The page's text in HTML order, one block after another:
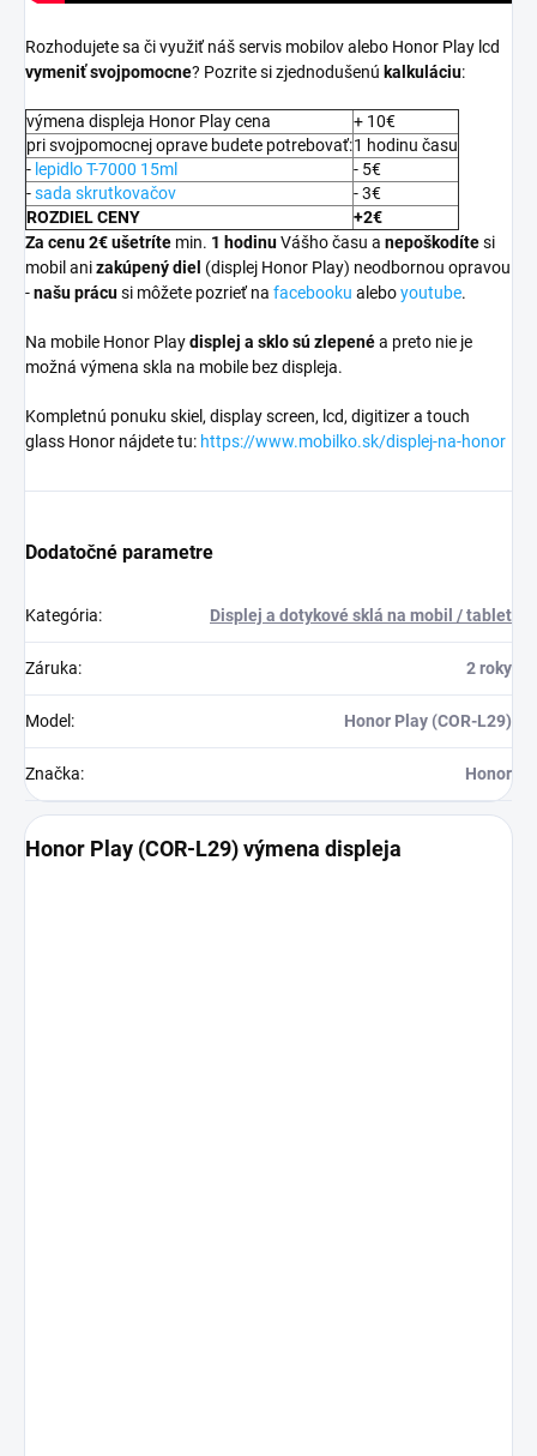
Rozhodujete sa či využiť náš servis mobilov alebo Honor Play lcd
vymeniť svojpomocne? Pozrite si zjednodušenú kalkuláciu:
výmena displeja Honor Play cena
+ 10€
pri svojpomocnej oprave budete potrebovať:1 hodinu času
- lepidlo T-7000 15ml
- 5€
-sada skrutkovačov
- 3€
ROZDIEL CENY
+2€
Za cenu 2€ ušetríte min. 1 hodinuVášho času a nepoškodítesi
mobil anizakúpený diel (displej Honor Play) neodbornou opravou
-našu prácusi môžete pozrieť na facebooku aleboyoutube.
Na mobile Honor Playdisplej a sklo sú zlepenéa preto nie je
možná výmena skla na mobile bez displeja.
Kompletnú ponuku skiel, display screen, lcd, digitizer a touch
glass Honor nájdete tu: https://www.mobilko.sk/displej-na-honor
Dodatočné parametre
Kategória: Displej a dotykové sklá na mobil / tablet
Záruka: 2 roky
Model : Honor Play (COR-L29)
Značka: Honor
Honor Play (COR-L29) výmena displeja